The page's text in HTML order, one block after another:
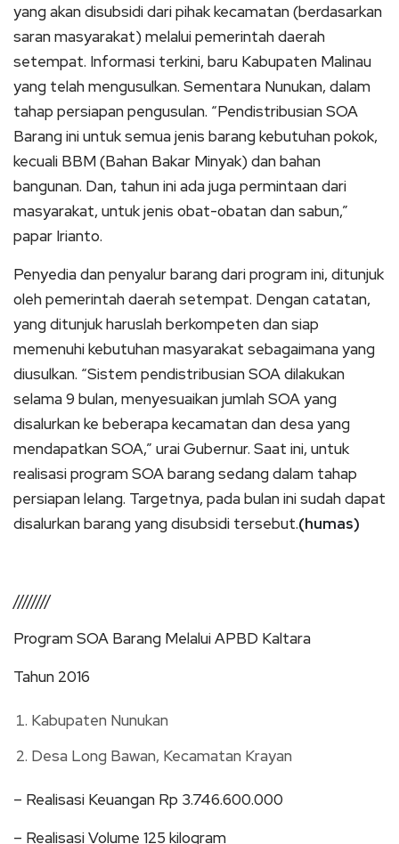
yang akan disubsidi dari pihak kecamatan (berdasarkan
saran masyarakat) melalui pemerintah daerah
setempat. Informasi terkini, baru Kabupaten Malinau
yang telah mengusulkan. Sementara Nunukan, dalam
tahap persiapan pengusulan. “Pendistribusian SOA
Barang ini untuk semua jenis barang kebutuhan pokok,
kecuali BBM (Bahan Bakar Minyak) dan bahan
bangunan. Dan, tahun ini ada juga permintaan dari
masyarakat, untuk jenis obat-obatan dan sabun,”
papar Irianto.
Penyedia dan penyalur barang dari program ini, ditunjuk
oleh pemerintah daerah setempat. Dengan catatan,
yang ditunjuk haruslah berkompeten dan siap
memenuhi kebutuhan masyarakat sebagaimana yang
diusulkan. “Sistem pendistribusian SOA dilakukan
selama 9 bulan, menyesuaikan jumlah SOA yang
disalurkan ke beberapa kecamatan dan desa yang
mendapatkan SOA,” urai Gubernur. Saat ini, untuk
realisasi program SOA barang sedang dalam tahap
persiapan lelang. Targetnya, pada bulan ini sudah dapat
disalurkan barang yang disubsidi tersebut.(humas)
////////
Program SOA Barang Melalui APBD Kaltara
Tahun 2016
Kabupaten Nunukan
Desa Long Bawan, Kecamatan Krayan
– Realisasi Keuangan Rp 3.746.600.000
– Realisasi Volume 125 kilogram